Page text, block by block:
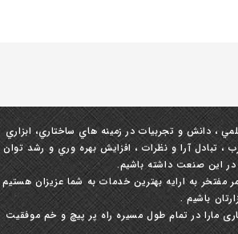
، دانش و تجربيات در زمينه ‏هاي ساختاري، ابزاري
تبادل آرا و نظرات ، افزايش بهره‏ وري و رشد توان
در این صنعت داشته باشيم.
به ارایه بهترین خدمات به شما عزیزان هستیم
باشیم .
مارا در تمام طول مسیره راه پر پیچ و خم موفقیت